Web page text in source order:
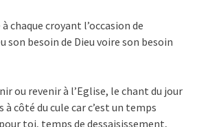
chaque croyant l’occasion de
son besoin de Dieu voire son besoin
ou revenir à l’Eglise, le chant du jour
à côté du cule car c’est un temps
toi, temps de dessaisissement,